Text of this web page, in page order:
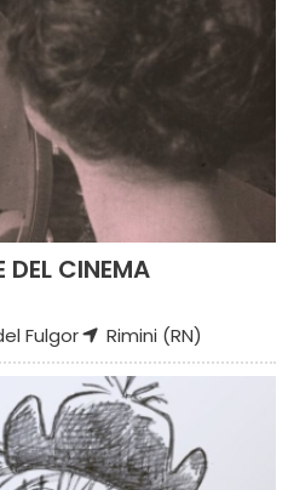
DEL CINEMA
Fulgor
Rimini (RN)